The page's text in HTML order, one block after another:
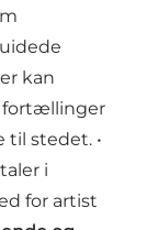
kan
fortællinger
stedet. •
i
for artist